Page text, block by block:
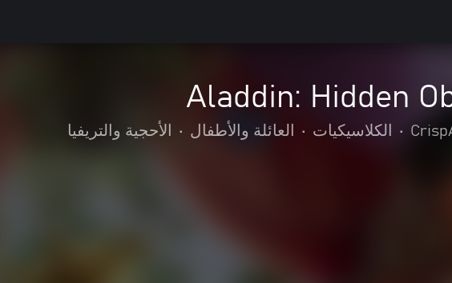
Aladdin: Hidden
• الكلاسيكيات • العائلة والأطفال • الأحجية والتريفيا